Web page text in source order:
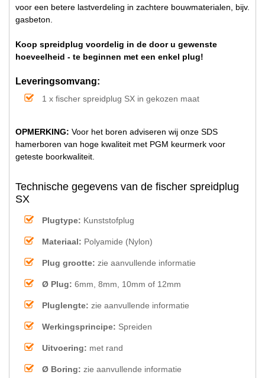
voor een betere lastverdeling in zachtere bouwmaterialen, bijv.
gasbeton.
Koop spreidplug voordelig in de door u gewenste
hoeveelheid - te beginnen met een enkel plug!
Leveringsomvang:
1 x fischer spreidplug SX in gekozen maat
OPMERKING: Voor het boren adviseren wij onze SDS
hamerboren van hoge kwaliteit met PGM keurmerk voor
geteste boorkwaliteit.
Technische gegevens van de fischer spreidplug
SX
Plugtype: Kunststofplug
Materiaal: Polyamide (Nylon)
Plug grootte: zie aanvullende informatie
Ø Plug: 6mm, 8mm, 10mm of 12mm
Pluglengte: zie aanvullende informatie
Werkingsprincipe: Spreiden
Uitvoering: met rand
Ø Boring: zie aanvullende informatie